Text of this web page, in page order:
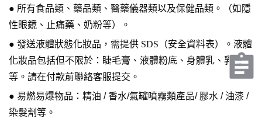
● 所有食品類、藥品類、醫藥儀器類以及保健品類。（如隱
性眼鏡、止痛藥、奶粉等）。
● 發送液體狀態化妝品，需提供 SDS（安全資料表）。液體
化妝品包括但不限於：睫毛膏、液體粉底、身體乳、乳液
等。 請在付款前聯絡客服提交 。
● 易燃易爆物品：精油 / 香水/氣罐噴霧類產品/ 膠水 / 油漆 /
染髮劑等。